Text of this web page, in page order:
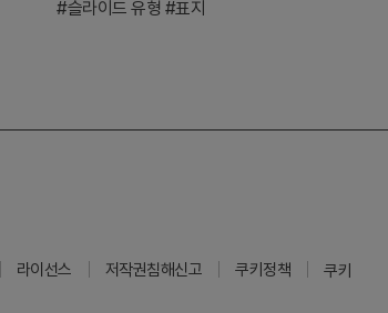
#슬라이드 유형 #표지
라이선스 저작권침해신고 쿠키정책 쿠키